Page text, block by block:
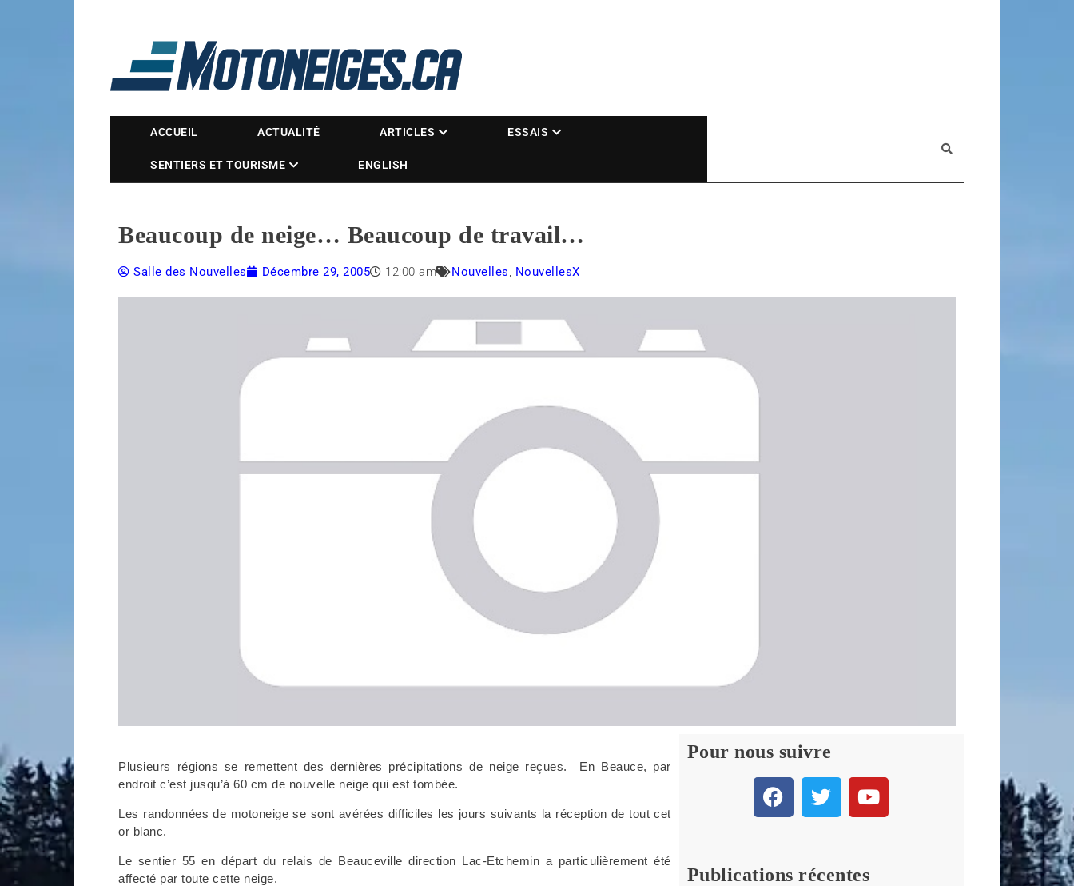
Magazine Motoneiges.ca
ACCUEIL ACTUALITÉ ARTICLES ESSAIS
SENTIERS ET TOURISME ENGLISH
Beaucoup de neige… Beaucoup de travail…
Salle des Nouvelles Décembre 29, 2005 12:00 am Nouvelles, NouvellesX
Plusieurs régions se remettent des dernières précipitations de neige reçues. En Beauce, par
endroit c’est jusqu’à 60 cm de nouvelle neige qui est tombée.
Les randonnées de motoneige se sont avérées difficiles les jours suivants la réception de tout cet
or blanc.
Le sentier 55 en départ du relais de Beauceville direction Lac-Etchemin a particulièrement été
affecté par toute cette neige.
Pour nous suivre
Publications récentes